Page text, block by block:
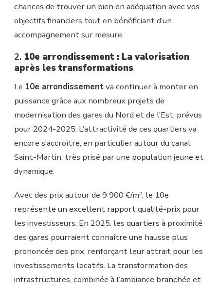
chances de trouver un bien en adéquation avec vos
objectifs financiers tout en bénéficiant d’un
accompagnement sur mesure.
2. 10e arrondissement : La valorisation
après les transformations
Le 10e arrondissementva continuer à monter en
puissance grâce aux nombreux projets de
modernisation des gares du Nord et de l’Est, prévus
pour 2024-2025. L’attractivité de ces quartiers va
encore s’accroître, en particulier autour du canal
Saint-Martin, très prisé par une population jeune et
dynamique.
Avec des prix autour de 9 900 €/m², le 10e
représente un excellent rapport qualité-prix pour
les investisseurs. En 2025, les quartiers à proximité
des gares pourraient connaître une hausse plus
prononcée des prix, renforçant leur attrait pour les
investissements locatifs. La transformation des
infrastructures, combinée à l’ambiance branchée et